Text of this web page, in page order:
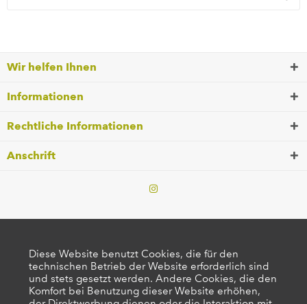
Wir helfen Ihnen
Informationen
Rechtliche Informationen
Anschrift
Diese Website benutzt Cookies, die für den
technischen Betrieb der Website erforderlich sind
und stets gesetzt werden. Andere Cookies, die den
Komfort bei Benutzung dieser Website erhöhen,